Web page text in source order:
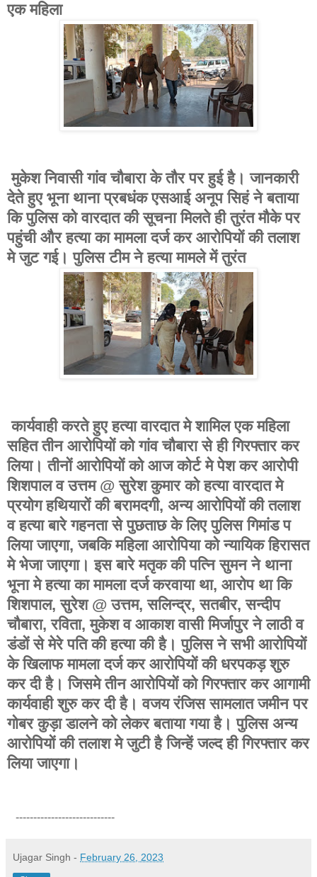
एक महिला
मुकेश निवासी गांव चौबारा के तौर पर हुई है। जानकारी
देते हुए भूना थाना प्रबधंक एसआई अनूप सिहं ने बताया
कि पुलिस को वारदात की सूचना मिलते ही तुरंत मौके पर
पहुंची और हत्या का मामला दर्ज कर आरोपियों की तलाश
मे जुट गई। पुलिस टीम ने हत्या मामले में तुरंत
कार्यवाही करते हुए हत्या वारदात मे शामिल एक महिला
सहित तीन आरोपियों को गांव चौबारा से ही गिरफ्तार कर
लिया। तीनों आरोपियों को आज कोर्ट मे पेश कर आरोपी
शिशपाल व उत्तम @ सुरेश कुमार को हत्या वारदात मे
प्रयोग हथियारों की बरामदगी, अन्य आरोपियों की तलाश
व हत्या बारे गहनता से पुछताछ के लिए पुलिस गिमांड प
लिया जाएगा, जबकि महिला आरोपिया को न्यायिक हिरासत
मे भेजा जाएगा। इस बारे मतृक की पत्नि सुमन ने थाना
भूना मे हत्या का मामला दर्ज करवाया था, आरोप था कि
शिशपाल, सुरेश @ उत्तम, सलिन्द्र, सतबीर, सन्दीप
चौबारा, रविता, मुकेश व आकाश वासी मिर्जापुर ने लाठी व
डंडों से मेरे पति की हत्या की है। पुलिस ने सभी आरोपियों
के खिलाफ मामला दर्ज कर आरोपियों की धरपकड़ शुरु
कर दी है। जिसमे तीन आरोपियों को गिरफ्तार कर आगामी
कार्यवाही शुरु कर दी है। वजय रंजिस सामलात जमीन पर
गोबर कुड़ा डालने को लेकर बताया गया है। पुलिस अन्य
आरोपियों की तलाश मे जुटी है जिन्हें जल्द ही गिरफ्तार कर
लिया जाएगा।
----------------------------
Ujagar Singh - February 26, 2023